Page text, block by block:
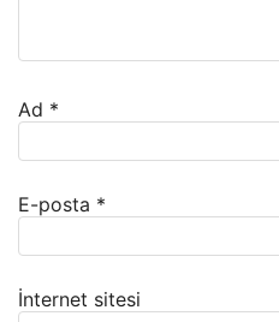
Ad *
E-posta *
İnternet sitesi